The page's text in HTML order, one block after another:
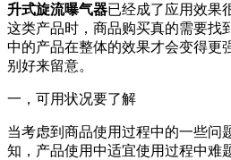
升式旋流曝气器已经成了应用效果
这类产品时，商品购买真的需要找
中的产品在整体的效果才会变得更
别好来留意。
一，可用状况要了解
当考虑到商品使用过程中的一些问
知，产品使用中适宜使用过程中难